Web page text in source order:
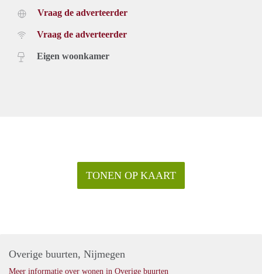
Vraag de adverteerder
Vraag de adverteerder
Eigen woonkamer
TONEN OP KAART
Overige buurten, Nijmegen
Meer informatie over wonen in Overige buurten